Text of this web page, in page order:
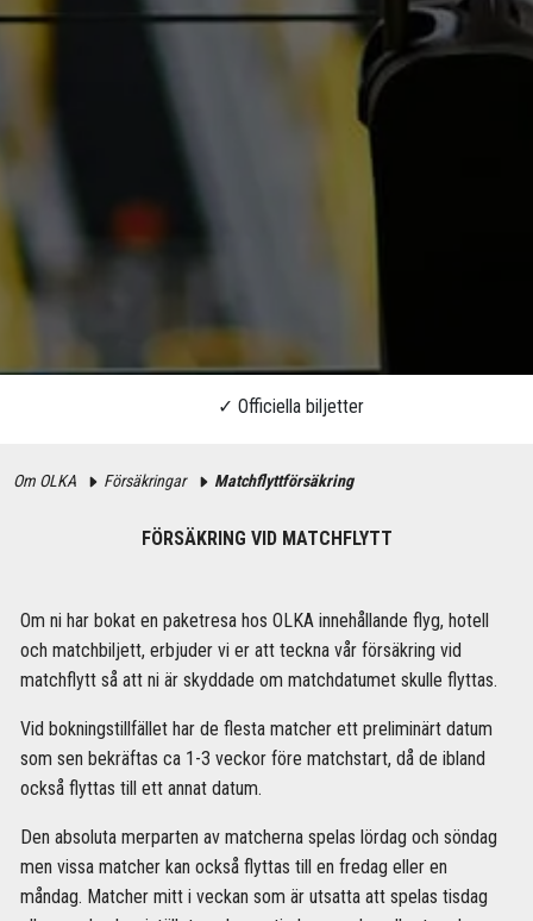
Om OLKA Försäkringar Matchflyttförsäkring
FÖRSÄKRING VID MATCHFLYTT
Om ni har bokat en paketresa hos OLKA innehållande flyg, hotell
och matchbiljett, erbjuder vi er att teckna vår försäkring vid
matchflytt så att ni är skyddade om matchdatumet skulle flyttas.
Vid bokningstillfället har de flesta matcher ett preliminärt datum
som sen bekräftas ca 1-3 veckor före matchstart, då de ibland
också flyttas till ett annat datum.
Den absoluta merparten av matcherna spelas lördag och söndag
men vissa matcher kan också flyttas till en fredag eller en
måndag. Matcher mitt i veckan som är utsatta att spelas tisdag